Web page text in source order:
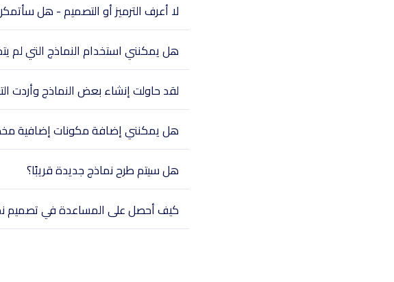
لا أعرف الترميز أو التصميم - هل
هل يمكنني استخدام النماذج التي لم
لقد حاولت إنشاء بعض النماذج وأردت
هل يمكنني إضافة مكونات إضافية
هل سيتم طرح نماذج جديدة قريبًا؟
كيف أحصل على المساعدة في تصميم